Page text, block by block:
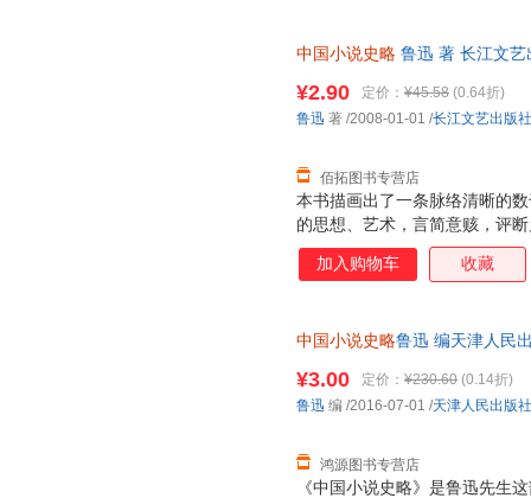
中国小说史略 鲁迅 著 长江文
本书描画出了一条脉络清晰的
的思想、艺术，言简意赅，评
¥2.90 定价： ¥45.58 (0.64折)
佰拓图书专营店
鲁迅 著 /2008-01-01 /长江文艺出版社
加入购物车 收藏
中国小说史略鲁迅 编天津人民
《中国小说史略》是鲁迅先生
¥3.00 定价： ¥230.60 (0.14折)
鸿源图书专营店
鲁迅 编 /2016-07-01 /天津人民出版社